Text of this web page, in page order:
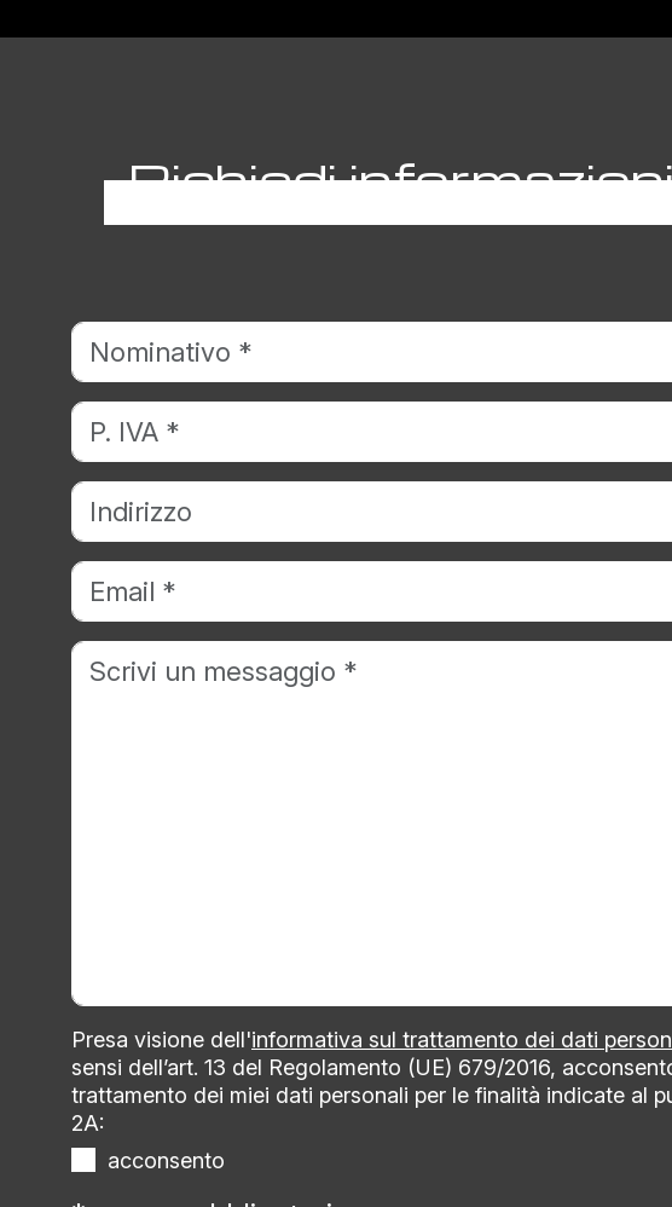
Richiedi
Presa visione dell'informativa sul trattamento dei dati
sensi dell’art. 13 del Regolamento (UE) 679/2016,
trattamento dei miei dati personali per le finalità indicate al
2A:
acconsento